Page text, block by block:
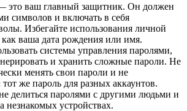
это ваш главный защитник. Он должен
символов и включать в себя
Избегайте использования личной
ваша дата рождения или имя.
системы управления паролями,
и хранить сложные пароли. Не
менять свои пароли и не
же пароль для разных аккаунтов.
делиться паролями с другими людьми и
незнакомых устройствах.